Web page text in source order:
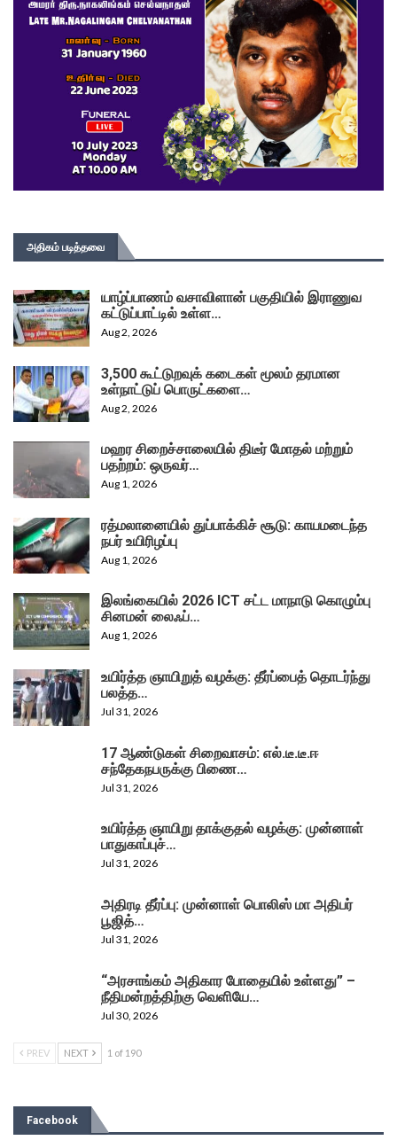
அதிகம் படித்தவை
யாழ்ப்பாணம் வசாவிளான் பகுதியில் இராணுவ
கட்டுப்பாட்டில் உள்ள…
Aug 2, 2026
3,500 கூட்டுறவுக் கடைகள் மூலம் தரமான
உள்நாட்டுப் பொருட்களை…
Aug 2, 2026
மஹர சிறைச்சாலையில் திடீர் மோதல் மற்றும்
பதற்றம்: ஒருவர்…
Aug 1, 2026
ரத்மலானையில் துப்பாக்கிச் சூடு: காயமடைந்த
நபர் உயிரிழப்பு
Aug 1, 2026
இலங்கையில் 2026 ICT சட்ட மாநாடு கொழும்பு
சினமன் லைஃப்…
Aug 1, 2026
உயிர்த்த ஞாயிறுத் வழக்கு: தீர்ப்பைத் தொடர்ந்து
பலத்த…
Jul 31, 2026
17 ஆண்டுகள் சிறைவாசம்: எல்.டீ.டீ.ஈ
சந்தேகநபருக்கு பிணை…
Jul 31, 2026
உயிர்த்த ஞாயிறு தாக்குதல் வழக்கு: முன்னாள்
பாதுகாப்புச்…
Jul 31, 2026
அதிரடி தீர்ப்பு: முன்னாள் பொலிஸ் மா அதிபர்
பூஜித்…
Jul 31, 2026
“அரசாங்கம் அதிகார போதையில் உள்ளது” –
நீதிமன்றத்திற்கு வெளியே…
Jul 30, 2026
PREV NEXT 1 of 190
Facebook